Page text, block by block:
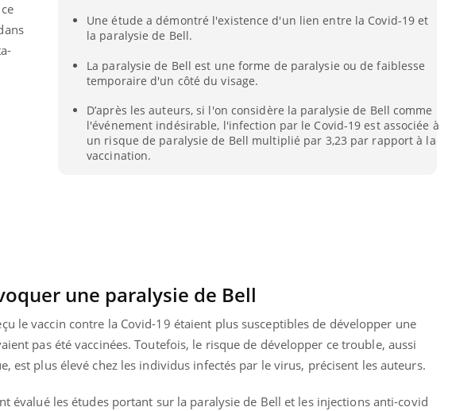
Une étude a démontré l'existence d'un lien entre la Covid-19 et
la paralysie de Bell.
La paralysie de Bell est une forme de paralysie ou de faiblesse
temporaire d'un côté du visage.
D’après les auteurs, si l'on considère la paralysie de Bell comme
l'événement indésirable, l'infection par le Covid-19 est associée à
un risque de paralysie de Bell multiplié par 3,23 par rapport à la
vaccination.
une paralysie de Bell
le vaccin contre la Covid-19 étaient plus susceptibles de développer une
pas été vaccinées. Toutefois, le risque de développer ce trouble, aussi
est plus élevé chez les individus infectés par le virus, précisent les auteurs.
évalué les études portant sur la paralysie de Bell et les injections anti-covid
quelle est l’origine de la
contamination ?
Allergies alimentaires :
une nouvelle arme contre
les réactions sévères
Comment gérer le
sommeil des enfants en
les kinés pourront
États-Unis ?
Cerveau : le mystère de la